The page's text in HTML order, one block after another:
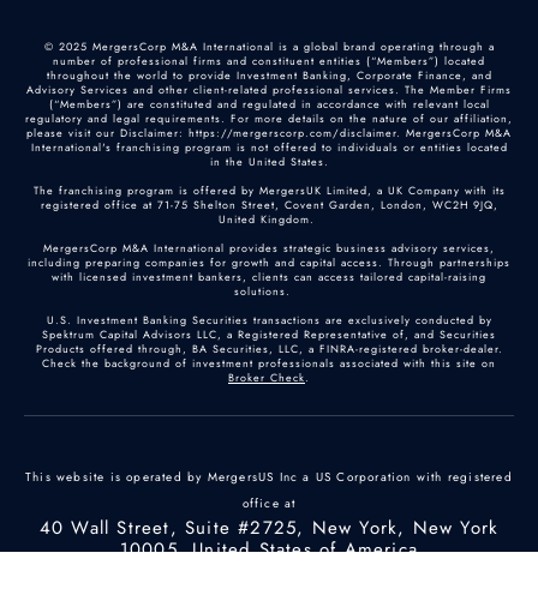
© 2025 MergersCorp M&A International is a global brand operating through a
number of professional firms and constituent entities (“Members”) located
throughout the world to provide Investment Banking, Corporate Finance, and
Advisory Services and other client-related professional services. The Member Firms
(“Members”) are constituted and regulated in accordance with relevant local
regulatory and legal requirements. For more details on the nature of our affiliation,
please visit our Disclaimer: https://mergerscorp.com/disclaimer. MergersCorp M&A
International's franchising program is not offered to individuals or entities located
in the United States.
The franchising program is offered by MergersUK Limited, a UK Company with its
registered office at 71-75 Shelton Street, Covent Garden, London, WC2H 9JQ,
United Kingdom.
MergersCorp M&A International provides strategic business advisory services,
including preparing companies for growth and capital access. Through partnerships
with licensed investment bankers, clients can access tailored capital-raising
solutions.
U.S. Investment Banking Securities transactions are exclusively conducted by
Spektrum Capital Advisors LLC, a Registered Representative of, and Securities
Products offered through, BA Securities, LLC, a FINRA-registered broker-dealer.
Check the background of investment professionals associated with this site on
Broker Check.
This website is operated by MergersUS Inc a US Corporation with registered
office at
40 Wall Street, Suite #2725, New York, New York
10005, United States of America